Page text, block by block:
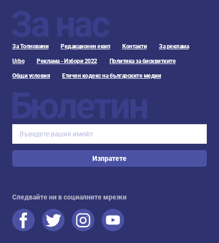
За нас
За Топновини Редакционен екип Контакти За реклама
Urbo Реклама - Избори 2022 Политика за бисквитките
Общи условия Етичен кодекс на българските медии
Бюлетин
Изпратете
Следвайте ни в социалните мрежи